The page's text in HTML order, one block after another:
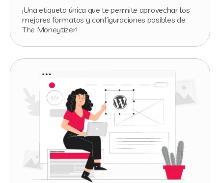
¡Una etiqueta única que te permite aprovechar los
mejores formatos y configuraciones posibles de
The Moneytizer!